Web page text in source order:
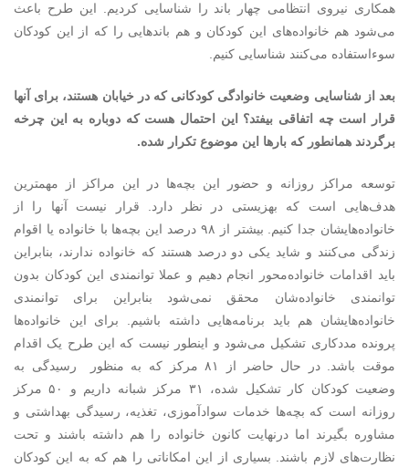
همکاری نیروی انتظامی چهار باند را شناسایی کردیم. این طرح باعث
می‌شود هم خانواده‌های این کودکان و هم باندهایی را که از این کودکان
سوءاستفاده می‌کنند شناسایی کنیم.
بعد از شناسایی وضعیت خانوادگی کودکانی که در خیابان هستند، برای آنها
قرار است چه اتفاقی بیفتد؟ این احتمال هست که دوباره به این چرخه
برگردند همانطور که بارها این موضوع تکرار شده.
توسعه مراکز روزانه و حضور این بچه‌ها در این مراکز از مهمترین
هدف‌هایی است که بهزیستی در نظر دارد. قرار نیست آنها را از
خانواده‌هایشان جدا کنیم. بیشتر از ۹۸ درصد این بچه‌ها با خانواده یا اقوام
زندگی می‌کنند و شاید یکی دو درصد هستند که خانواده ندارند، بنابراین
باید اقدامات خانواده‌محور انجام دهیم و عملا توانمندی این کودکان بدون
توانمندی خانواده‌شان محقق نمی‌شود بنابراین برای توانمندی
خانواده‌هایشان هم باید برنامه‌هایی داشته باشیم. برای این خانواده‌ها
پرونده مددکاری تشکیل می‌شود و اینطور نیست که این طرح یک اقدام
موقت باشد. در حال حاضر از ۸۱ مرکز که به منظور رسیدگی به
وضعیت کودکان کار تشکیل شده، ۳۱ مرکز شبانه داریم و ۵۰ مرکز
روزانه است که بچه‌ها خدمات سوادآموزی، تغذیه، رسیدگی بهداشتی و
مشاوره بگیرند اما درنهایت کانون خانواده را هم داشته باشند و تحت
نظارت‌های لازم باشند. بسیاری از این امکاناتی را هم که به این کودکان